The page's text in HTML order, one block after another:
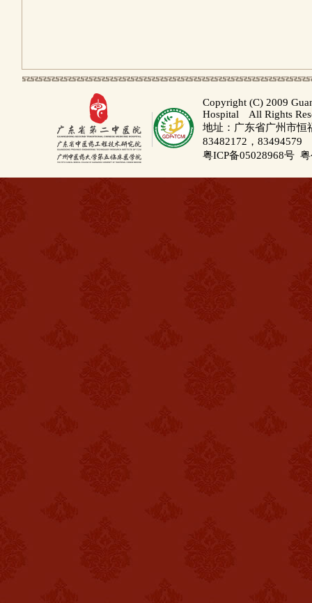
Copyright (C) 2009
Hospital All Rights
地址：广东省广州市
83482172，83494579
粤ICP备05028968号